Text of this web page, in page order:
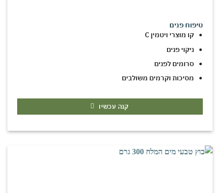
טיפוח פנים
קו מוצרי ויטמין C
ניקוי פנים
סרומים לפנים
מסיכות וקרמים משולבים
קנה עכשיו